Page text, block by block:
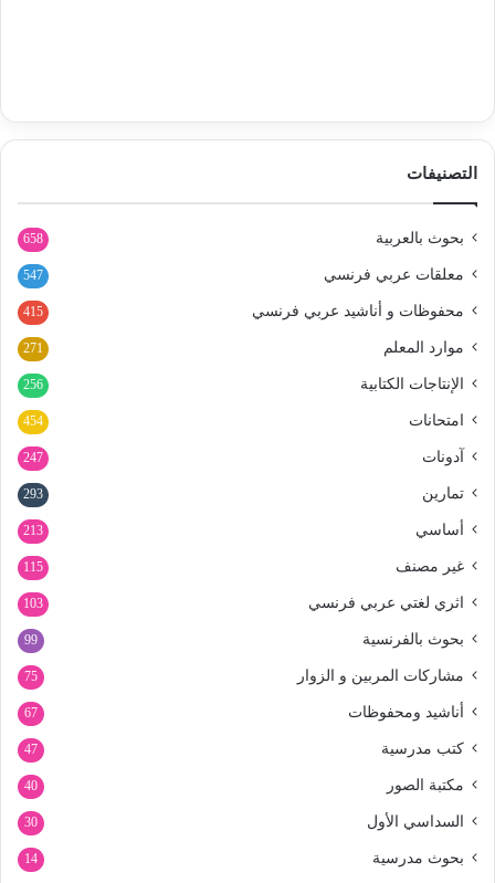
التصنيفات
بحوث بالعربية 658
معلقات عربي فرنسي 547
محفوظات و أناشيد عربي فرنسي 415
موارد المعلم 271
الإنتاجات الكتابية 256
امتحانات 454
آدونات 247
تمارين 293
أساسي 213
غير مصنف 115
اثري لغتي عربي فرنسي 103
بحوث بالفرنسية 99
مشاركات المربين و الزوار 75
أناشيد ومحفوظات 67
كتب مدرسية 47
مكتبة الصور 40
السداسي الأول 30
بحوث مدرسية 14